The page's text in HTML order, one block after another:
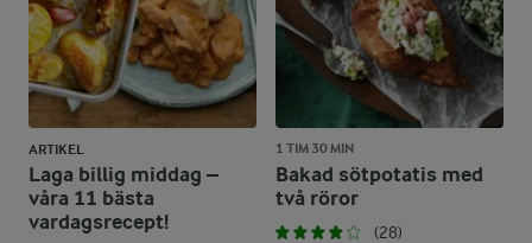
ARTIKEL
Laga billig middag –
våra 11 bästa
vardagsrecept!
1 TIM 30 MIN
Bakad sötpotatis med
två röror
(28)